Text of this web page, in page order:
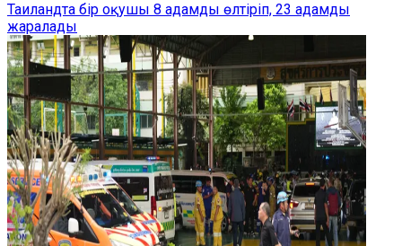
Таиландта бір оқушы 8 адамды өлтіріп, 23 адамды
жаралады